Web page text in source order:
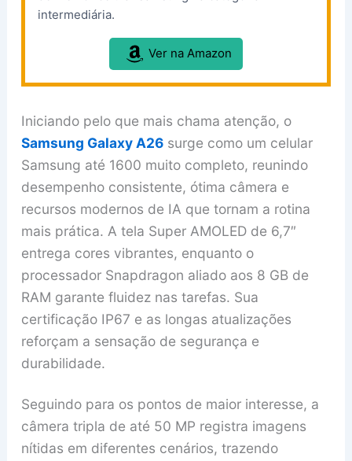
intermediária.
Ver na Amazon
Iniciando pelo que mais chama atenção, o
Samsung Galaxy A26surge como um celular
Samsung até 1600 muito completo, reunindo
desempenho consistente, ótima câmera e
recursos modernos de IA que tornam a rotina
mais prática. A tela Super AMOLED de 6,7″
entrega cores vibrantes, enquanto o
processador Snapdragon aliado aos 8 GB de
RAM garante fluidez nas tarefas. Sua
certificação IP67 e as longas atualizações
reforçam a sensação de segurança e
durabilidade.
Seguindo para os pontos de maior interesse, a
câmera tripla de até 50 MP registra imagens
nítidas em diferentes cenários, trazendo